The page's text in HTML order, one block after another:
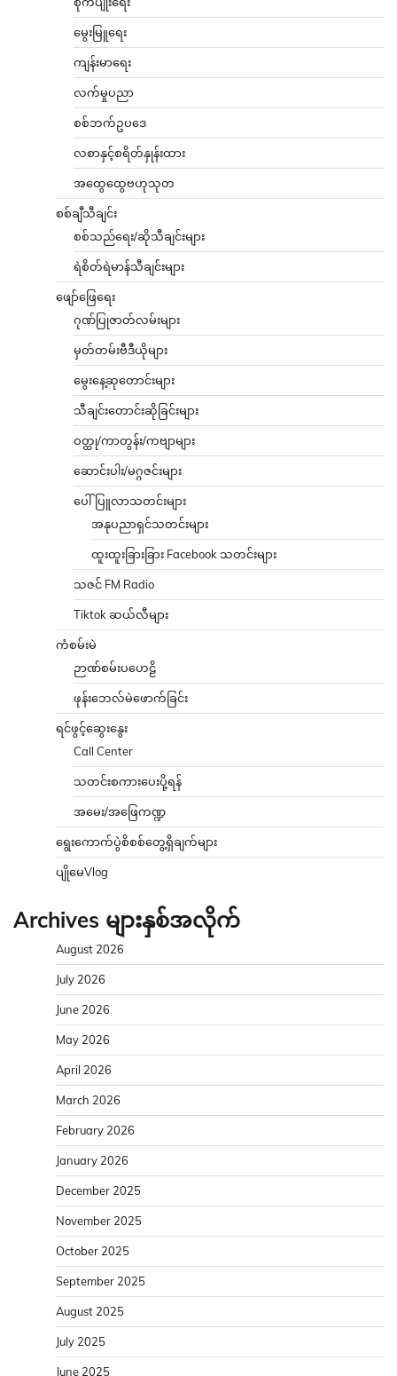
မွေးမြူရေး
ကျန်းမာရေး
လက်မှုပညာ
စစ်ဘက်ဥပဒေ
လစာနှင့်စရိတ်နှုန်းထား
အထွေထွေဗဟုသုတ
စစ်ချီသီချင်း
စစ်သည်ရေး/ဆိုသီချင်းများ
ရဲစိတ်ရဲမာန်သီချင်းများ
ဖျော်ဖြေရေး
ဂုဏ်ပြုဇာတ်လမ်းများ
မှတ်တမ်းဗီဒီယိုများ
မွေးနေ့ဆုတောင်းများ
သီချင်းတောင်းဆိုခြင်းများ
ဝတ္ထု/ကာတွန်း/ကဗျာများ
ဆောင်းပါး/မဂ္ဂဇင်းများ
ပေါ်ပြူလာသတင်းများ
အနုပညာရှင်သတင်းများ
ထူးထူးခြားခြား Facebook သတင်းများ
သဇင် FM Radio
Tiktok ဆယ်လီများ
ကံစမ်းမဲ
ဉာဏ်စမ်းပဟေဠိ
ဖုန်းဘေလ်မဲဖောက်ခြင်း
ရင်ဖွင့်ဆွေးနွေး
Call Center
သတင်းစကားပေးပို့ရန်
အမေး/အဖြေကဏ္ဍ
ရွေးကောက်ပွဲစိစစ်တွေ့ရှိချက်များ
ပျိုမေVlog
Archives များနှစ်အလိုက်
August 2026
July 2026
June 2026
May 2026
April 2026
March 2026
February 2026
January 2026
December 2025
November 2025
October 2025
September 2025
August 2025
July 2025
June 2025